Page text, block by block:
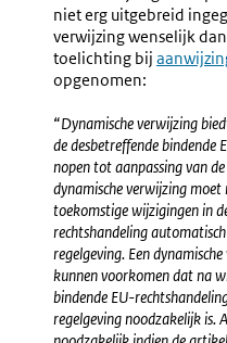
niet erg uitgebreid
verwijzing wenselijk
toelichting bij
opgenomen:
“Dynamische verwijzing
de desbetreffende bindende
nopen tot aanpassing van
dynamische verwijzing
toekomstige wijzigingen in
rechtshandeling
regelgeving. Een
kunnen voorkomen dat na
bindende EU-
regelgeving noodzakelijk is.